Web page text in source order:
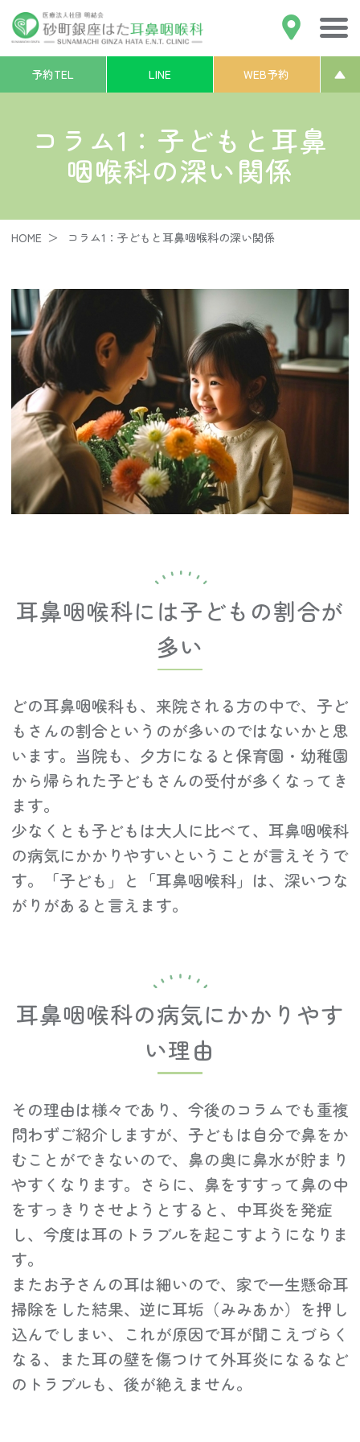
砂町銀座はた耳鼻咽喉科アクセス
予約TEL LINE WEB予約 ▲
コラム1：子どもと耳鼻
咽喉科の深い関係
HOME コラム1：子どもと耳鼻咽喉科の深い関係
耳鼻咽喉科には子どもの割合が
多い
どの耳鼻咽喉科も、来院される方の中で、子ど
もさんの割合というのが多いのではないかと思
います。当院も、夕方になると保育園・幼稚園
から帰られた子どもさんの受付が多くなってき
ます。
少なくとも子どもは大人に比べて、耳鼻咽喉科
の病気にかかりやすいということが言えそうで
す。「子ども」と「耳鼻咽喉科」は、深いつな
がりがあると言えます。
耳鼻咽喉科の病気にかかりやす
い理由
その理由は様々であり、今後のコラムでも重複
問わずご紹介しますが、子どもは自分で鼻をか
むことができないので、鼻の奥に鼻水が貯まり
やすくなります。さらに、鼻をすすって鼻の中
をすっきりさせようとすると、中耳炎を発症
し、今度は耳のトラブルを起こすようになりま
す。
またお子さんの耳は細いので、家で一生懸命耳
掃除をした結果、逆に耳垢（みみあか）を押し
込んでしまい、これが原因で耳が聞こえづらく
なる、また耳の壁を傷つけて外耳炎になるなど
のトラブルも、後が絶えません。